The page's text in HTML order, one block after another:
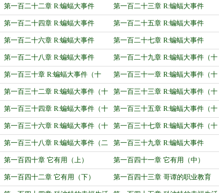
（三）
第一百二十二章 R:蝙蝠大事件
（四）
第一百二十三章 R:蝙蝠大事件
（五）
第一百二十四章 R:蝙蝠大事件
（六）
第一百二十五章 R:蝙蝠大事件
（七）
第一百二十六章 R:蝙蝠大事件
（八）
第一百二十七章 R:蝙蝠大事件
（九）
第一百二十八章 R:蝙蝠大事件
（十）
第一百二十九章 R:蝙蝠大事件（十
一）
第一百三十章 R:蝙蝠大事件（十
二）
第一百三十一章 R:蝙蝠大事件（十
三）
第一百三十二章 R:蝙蝠大事件（十
四）
第一百三十三章 R:蝙蝠大事件（十
五）
第一百三十四章 R:蝙蝠大事件（十
六）
第一百三十五章 R:蝙蝠大事件（十
七）
第一百三十六章 R:蝙蝠大事件（十
八）
第一百三十七章 R:蝙蝠大事件（十
九）
第一百三十八章 R:蝙蝠大事件（二
十）
第一百三十九章 R:蝙蝠大事件
（完）
第一百四十章 它有用（上） 第一百四十一章 它有用（中）
第一百四十二章 它有用（下） 第一百四十三章 哥谭的职业教育